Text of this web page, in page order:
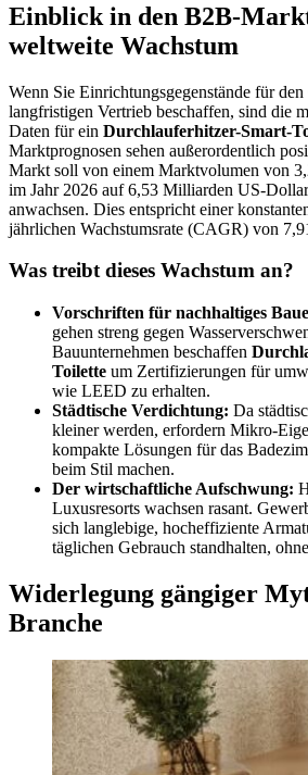
Einblick in den B2B-
weltweite Wachstum
Wenn Sie Einrichtungsgegenstände für
langfristigen Vertrieb beschaffen, sind die
Daten für ein Durchlauferhitzer-Smart-
Marktprognosen sehen außerordentlich
Markt soll von einem Marktvolumen von
im Jahr 2026 auf 6,53 Milliarden US-
anwachsen. Dies entspricht einer
jährlichen Wachstumsrate (CAGR) von
Was treibt dieses Wachstum an?
Vorschriften für nachhaltiges
gehen streng gegen
Bauunternehmen beschaffen
Toilette um Zertifizierungen für
wie LEED zu erhalten.
Städtische Verdichtung: Da
kleiner werden, erfordern Mikro-
kompakte Lösungen für das
beim Stil machen.
Der wirtschaftliche Aufschwung:
Luxusresorts wachsen rasant.
sich langlebige, hocheffiziente
täglichen Gebrauch standhalten,
Widerlegung gängiger
Branche